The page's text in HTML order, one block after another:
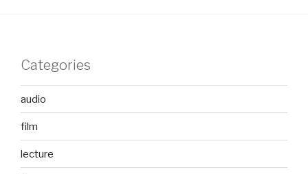
Categories
audio
film
lecture